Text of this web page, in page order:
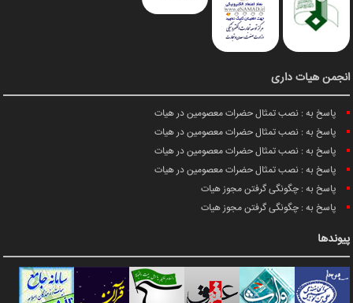
انجمن هیات داری
پاسخ به : نصب تمثال حضرات معصومین در هیات
پاسخ به : نصب تمثال حضرات معصومین در هیات
پاسخ به : نصب تمثال حضرات معصومین در هیات
پاسخ به : نصب تمثال حضرات معصومین در هیات
پاسخ به : چگونگی گرفتن مجوز هیات
پاسخ به : چگونگی گرفتن مجوز هیات
پیوندها